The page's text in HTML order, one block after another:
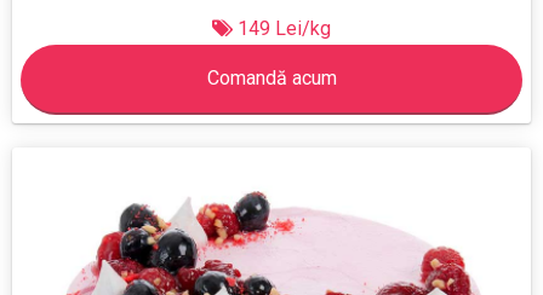
149 Lei/kg
Comandă acum